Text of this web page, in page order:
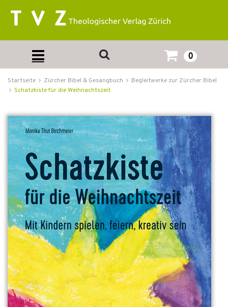
0
Startseite Zürcher Bibel & Gesangbuch
Begleitwerke zur Zürcher Bibel
Schatzkiste für die Weihnachtszeit